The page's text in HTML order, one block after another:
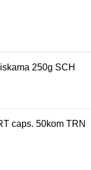
250g SCH
caps. 50kom TRN